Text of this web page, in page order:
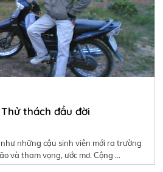
thách đầu đời
những cậu sinh viên mới ra trường
và tham vọng, ước mơ. Cộng …